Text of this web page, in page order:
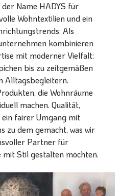
Name HADYS für
Wohntextilien und ein
Als
kombinieren
mit moderner Vielfalt:
bis zu zeitgemäßen
Alltagsbegleitern.
die Wohnräume
machen. Qualität,
fairer Umgang mit
zu dem gemacht, was wir
Partner für
mit Stil gestalten möchten.